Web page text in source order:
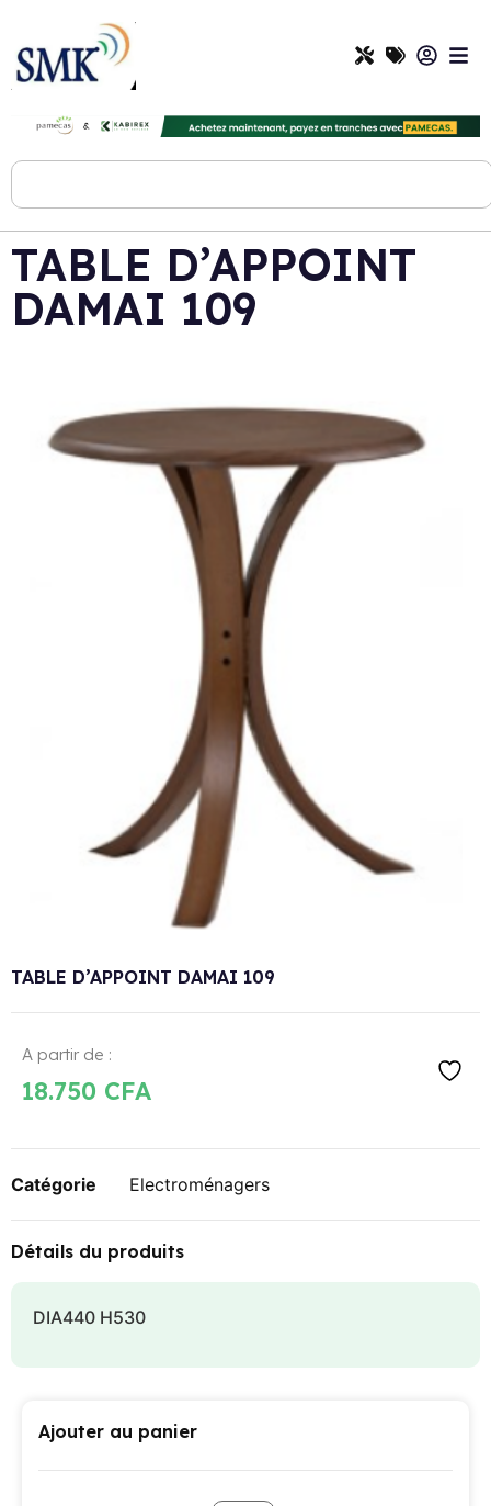
TABLE D’APPOINT
DAMAI 109
TABLE D’APPOINT DAMAI 109
A partir de :
18.750 CFA
Catégorie Electroménagers
Détails du produits
DIA440 H530
Ajouter au panier